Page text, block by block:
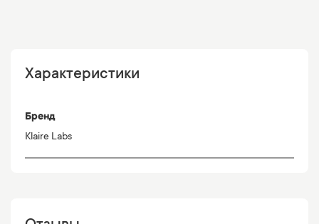
Характеристики
Бренд
Klaire Labs